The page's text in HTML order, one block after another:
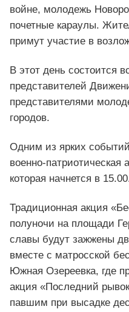
войне, молодежь
почетные караулы.
примут участие в
В этот день состоится
представителей
представителями
городов.
Одним из ярких
военно-патриотическая
которая начнется в
Традиционная акция
полуночи на площади
славы будут зажжены
вместе с матросской
Южная Озереевка, где
акция «Последний
павшим при высадке